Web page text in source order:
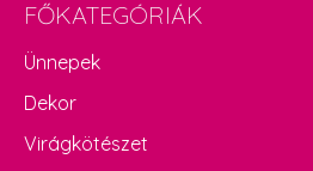
FŐKATEGÓRIÁK
Ünnepek
Dekor
Virágkötészet